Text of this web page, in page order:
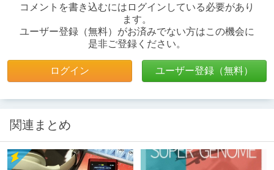
コメントを書き込むにはログインしている必要があり
ます。
ユーザー登録（無料）がお済みでない方はこの機会に
是非ご登録ください。
ログイン ユーザー登録（無料）
関連まとめ